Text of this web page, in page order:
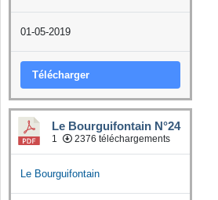
01-05-2019
Télécharger
Le Bourguifontain N°24
1 2376 téléchargements
Le Bourguifontain